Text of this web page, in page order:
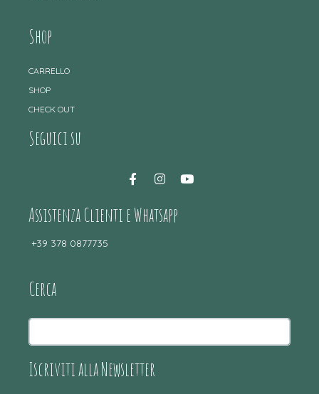
Shop
CARRELLO
SHOP
CHECK OUT
Seguici su
Assistenza Clienti e Whatsapp
+39 378 0877735
Cerca
Iscriviti alla Newsletter